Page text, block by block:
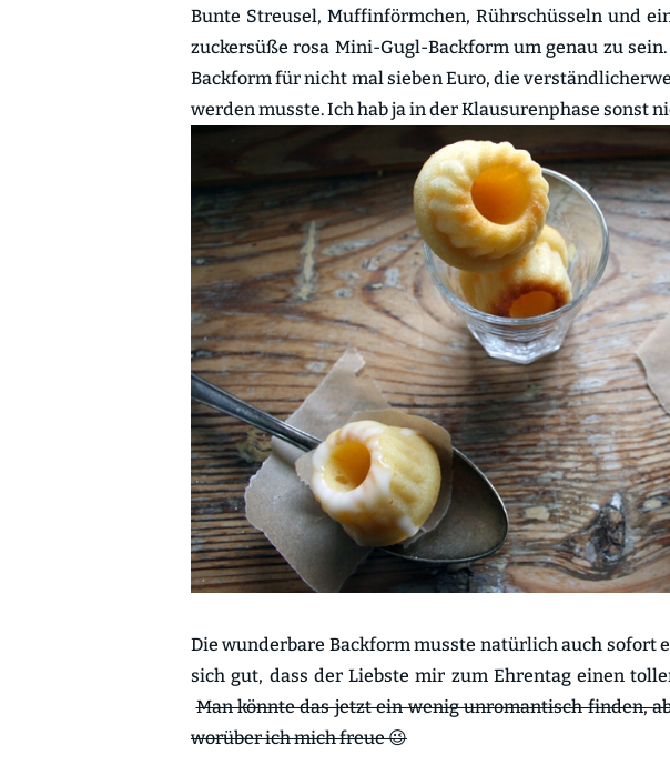
Bunte Streusel, Muffinförmchen, Rührschüsseln und
zuckersüße rosa Mini-Gugl-Backform um genau zu
Backform für nicht mal sieben Euro, die
werden musste. Ich hab ja in der Klausurenphase sonst
Die wunderbare Backform musste natürlich auch sofort
sich gut, dass der Liebste mir zum Ehrentag einen
Man könnte das jetzt ein wenig unromantisch finden,
worüber ich mich freue 😉